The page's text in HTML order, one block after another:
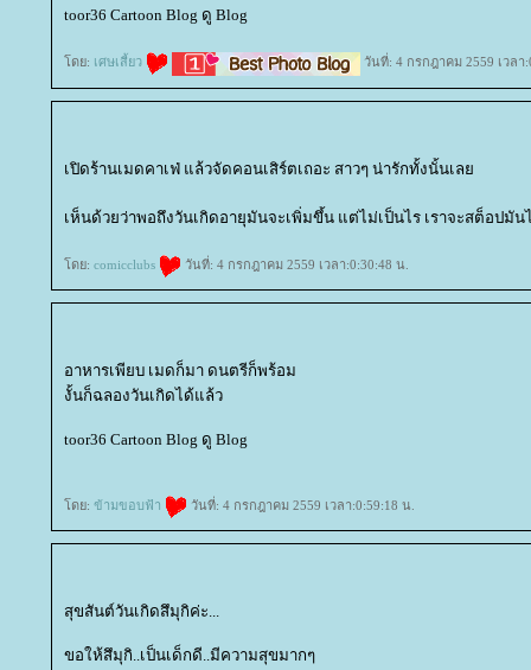
toor36 Cartoon Blog ดู Blog
ดย: เศษเสี้ยว วันที่: 4 กรกฎาคม 2559 เวลา
เปิดร้านเมดคาเฟ่ แล้วจัดคอนเสิร์ตเถอะ สาวๆ น่ารักทั้งนั้นเล
เห็นด้วยว่าพอถึงวันเกิดอายุมันจะเพิ่มขึ้น แต่ไม่เป็นไร เราจะสต็อปมั
ดย: comicclubs วันที่: 4 กรกฎาคม 2559 เวลา:0:30:48 น.
อาหารเพียบ เมดก็มา ดนตรีก็พร้อม
งั้นก็ฉลองวันเกิดได้แล้ว
toor36 Cartoon Blog ดู Blog
ดย: ข้ามขอบฟ้า วันที่: 4 กรกฎาคม 2559 เวลา:0:59:18 น.
สุขสันต์วันเกิดสึมุกิค่ะ...
ขอให้สึมุกิ..เป็นเด็กดี..มีความสุขมากๆ